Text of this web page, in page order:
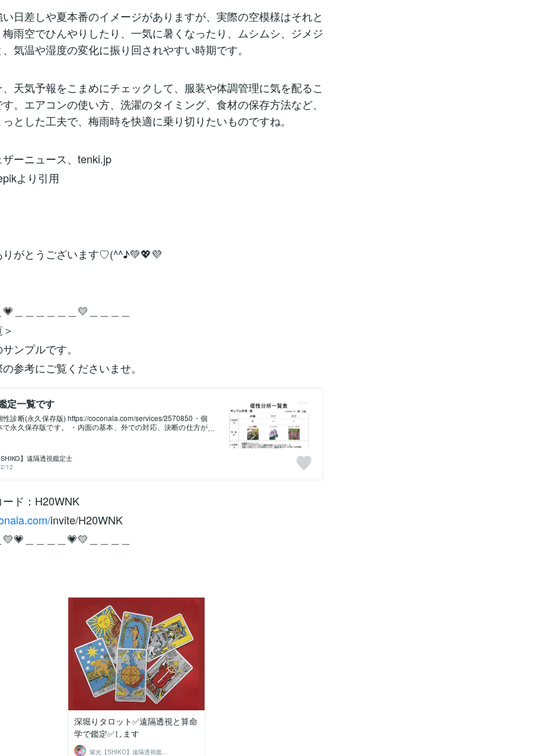
日差しや夏本番のイメージがありますが、実際の空模様はそれと
雨空でひんやりしたり、一気に暑くなったり、ムシムシ、ジメジ
気温や湿度の変化に振り回されやすい時期です。
天気予報をこまめにチェックして、服装や体調管理に気を配るこ
。エアコンの使い方、洗濯のタイミング、食材の保存方法など、
とした工夫で、梅雨時を快適に乗り切りたいものですね。
ーニュース、tenki.jp
より引用
りがとうございます♡(^^♪💚💖💜
💗＿＿＿＿＿＿💛＿＿＿＿
ンプルです。
参考にご覧くださいませ。
定一覧です
診断(永久保存版) https://coconala.com/services/2570850・個
で永久保存版です。 ・内面の基本、外での対応、決断の仕方が
わかります、好きなこと、嫌いなこと、誉め言葉、タブーなど
運氣カレンダー https://coconala.com/services/2613102◎運氣
で巡って来ます。 12日に2日間空亡12ケ月に2ｹ月空亡 12年に2
ます。 空亡(要注意日)とは ※空亡(ｸｳﾎﾞｳ)＝大殺界＝天中殺＝厄
＝運気が下がる時 ※空亡とは天が味方してくれない時です、病
欠如している状態を指してこれにより、その場所や方位が運気
な影響を与えます。 ※八方塞がりは360度塞がっていますが、唯
ころがあります、それは「上」です、この上とは、魂の成長す
。 魂の成長は『 333文字の言霊 』をお勧めいたします。 ※空
転職、事業、恋愛、結婚、他の事もうまく行きませんのでご注
※大事な用事、契約、デートなどは日々のカレンダーの必ず良い
】遠隔透視鑑定士
12
ド：H20WNK
invite/H20WNK
💛💗＿＿＿＿💗💛＿＿＿＿
深堀りタロット✅遠隔透視と算命
学で鑑定✅します